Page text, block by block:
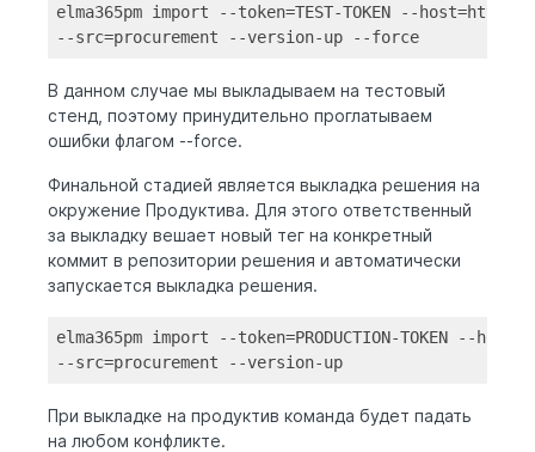
elma365pm import --token=TEST-TOKEN --host=https:
--src=procurement --version-up --force
В данном случае мы выкладываем на тестовый
стенд, поэтому принудительно проглатываем
ошибки флагом --force.
Финальной стадией является выкладка решения на
окружение Продуктива. Для этого ответственный
за выкладку вешает новый тег на конкретный
коммит в репозитории решения и автоматически
запускается выкладка решения.
elma365pm import --token=PRODUCTION-TOKEN --
--src=procurement --version-up
При выкладке на продуктив команда будет падать
на любом конфликте.